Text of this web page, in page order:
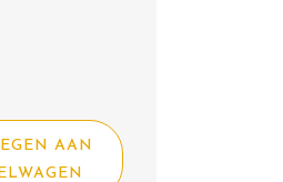
AAN